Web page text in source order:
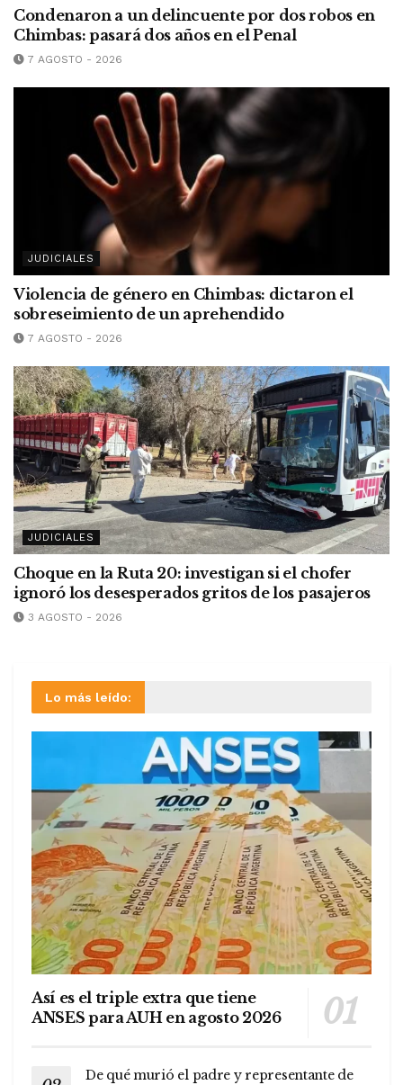
Condenaron a un delincuente por dos robos en
Chimbas: pasará dos años en el Penal
7 AGOSTO - 2026
JUDICIALES
Violencia de género en Chimbas: dictaron el
sobreseimiento de un aprehendido
7 AGOSTO - 2026
JUDICIALES
Choque en la Ruta 20: investigan si el chofer
ignoró los desesperados gritos de los pasajeros
3 AGOSTO - 2026
Lo más leído:
Así es el triple extra que tiene
ANSES para AUH en agosto 2026
De qué murió el padre y representante de